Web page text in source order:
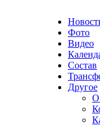
Фото
Видео
Состав
Другое
О